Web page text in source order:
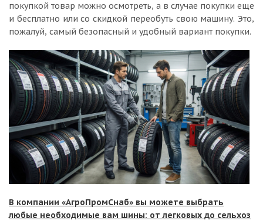
покупкой товар можно осмотреть, а в случае покупки еще
и бесплатно или со скидкой переобуть свою машину. Это,
пожалуй, самый безопасный и удобный вариант покупки.
В компании «АгроПромСнаб» вы можете выбрать
любые необходимые вам шины: от легковых до сельхоз